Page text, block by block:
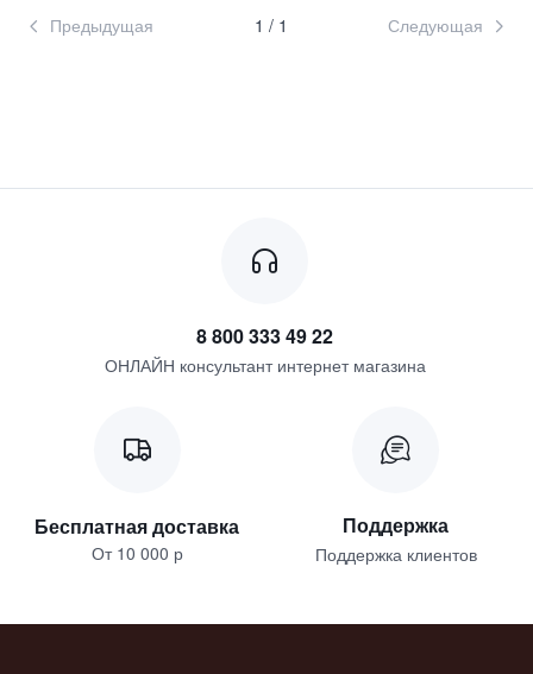
Предыдущая 1 / 1 Следующая
8 800 333 49 22
ОНЛАЙН консультант интернет магазина
Бесплатная доставка
От 10 000 р
Поддержка
Поддержка клиентов